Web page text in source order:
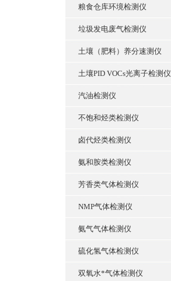
粮食仓库环境检测仪
垃圾发电废气检测仪
土壤（肥料）养分速测仪
土壤PID VOCs光离子检测仪
汽油检测仪
不饱和烃类检测仪
卤代烃类检测仪
氨和胺类检测仪
芳香类气体检测仪
NMP气体检测仪
氨气气体检测仪
硫化氢气体检测仪
双氧水*气体检测仪